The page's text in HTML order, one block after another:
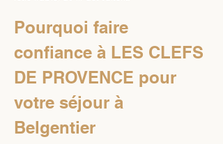
Pourquoi faire
confiance à LES CLEFS
DE PROVENCE pour
votre séjour à
Belgentier